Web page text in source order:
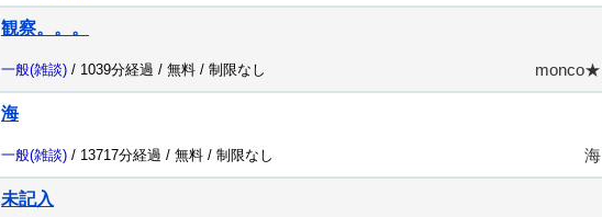
観察。。。
一般(雑談) / 1039分経過 / 無料 / 制限なし monco★
海
一般(雑談) / 13717分経過 / 無料 / 制限なし 海
未記入